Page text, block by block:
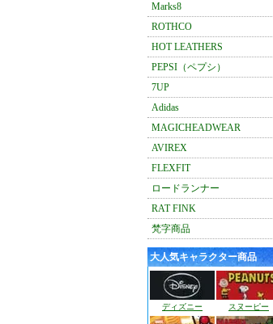
Marks8
ROTHCO
HOT LEATHERS
PEPSI（ペプシ）
7UP
Adidas
MAGICHEADWEAR
AVIREX
FLEXFIT
ロードランナー
RAT FINK
梵字商品
大人気キャラクター商品
ディズニー スヌーピー